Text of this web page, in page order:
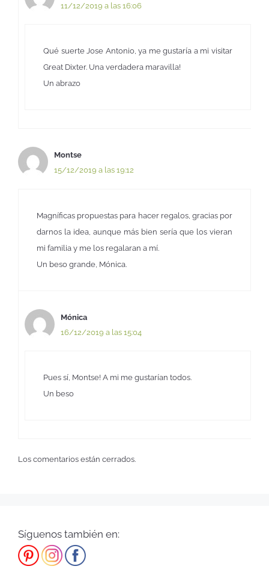
11/12/2019 a las 16:06
Qué suerte Jose Antonio, ya me gustaría a mi visitar
Great Dixter. Una verdadera maravilla!
Un abrazo
Montse
15/12/2019 a las 19:12
Magníficas propuestas para hacer regalos, gracias por
darnos la idea, aunque más bien sería que los vieran
mi familia y me los regalaran a mí.
Un beso grande, Mónica.
Mónica
16/12/2019 a las 15:04
Pues sí, Montse! A mi me gustarían todos.
Un beso
Los comentarios están cerrados.
Síguenos también en: